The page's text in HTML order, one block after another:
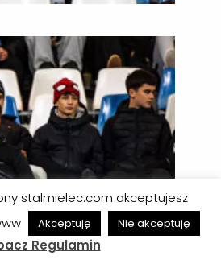
stalmielec.com akceptujesz
Akceptuję Nie akceptuję
Regulamin